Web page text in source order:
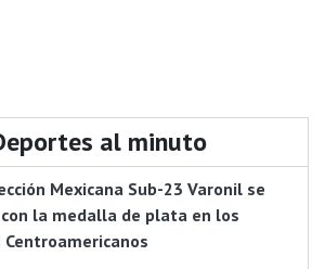
al minuto
Mexicana Sub-23 Varonil se
la medalla de plata en los
Centroamericanos